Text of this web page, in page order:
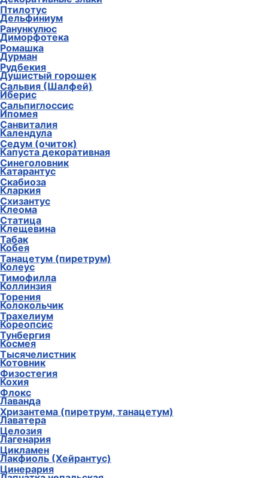
Птилотус
Ранункулюс
Ромашка
Рудбекия
Сальвия (Шалфей)
Сальпиглоссис
Санвиталия
Седум (очиток)
Синеголовник
Скабиоза
Схизантус
Статица
Табак
Танацетум (пиретрум)
Тимофилла
Торения
Трахелиум
Тунбергия
Тысячелистник
Физостегия
Флокс
Хризантема (пиретрум, танацетум)
Целозия
Цикламен
Цинерария
Дельфиниум
Диморфотека
Дурман
Душистый горошек
Иберис
Ипомея
Календула
Капуста декоративная
Катарантус
Кларкия
Клеома
Клещевина
Кобея
Колеус
Коллинзия
Колокольчик
Кореопсис
Космея
Котовник
Кохия
Лаванда
Лаватера
Лагенария
Лакфиоль (Хейрантус)